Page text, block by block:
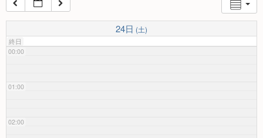
24日 (土)
終日
00:00
01:00
02:00